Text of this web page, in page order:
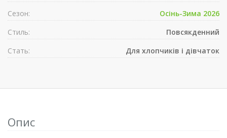
Сезон:
Осінь-Зима 2026
Стиль:
Повсякденний
Стать:
Для хлопчиків і дівчаток
Опис